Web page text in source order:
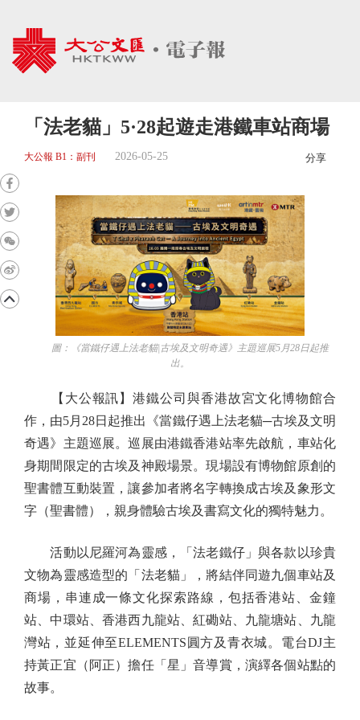
「法老貓」5·28起遊走港鐵車站商場
大公報 B1：副刊 2026-05-25 分享
圖：《當鐵仔遇上法老貓|古埃及文明奇遇》主題巡展5月28日起推
出。
【大公報訊】港鐵公司與香港故宮文化博物館合
作，由5月28日起推出《當鐵仔遇上法老貓─古埃及文明
奇遇》主題巡展。巡展由港鐵香港站率先啟航，車站化
身期間限定的古埃及神殿場景。現場設有博物館原創的
聖書體互動裝置，讓參加者將名字轉換成古埃及象形文
字（聖書體），親身體驗古埃及書寫文化的獨特魅力。
活動以尼羅河為靈感，「法老鐵仔」與各款以珍貴
文物為靈感造型的「法老貓」，將結伴同遊九個車站及
商場，串連成一條文化探索路線，包括香港站、金鐘
站、中環站、香港西九龍站、紅磡站、九龍塘站、九龍
灣站，並延伸至ELEMENTS圓方及青衣城。電台DJ主
持黃正宜（阿正）擔任「星」音導賞，演繹各個站點的
故事。